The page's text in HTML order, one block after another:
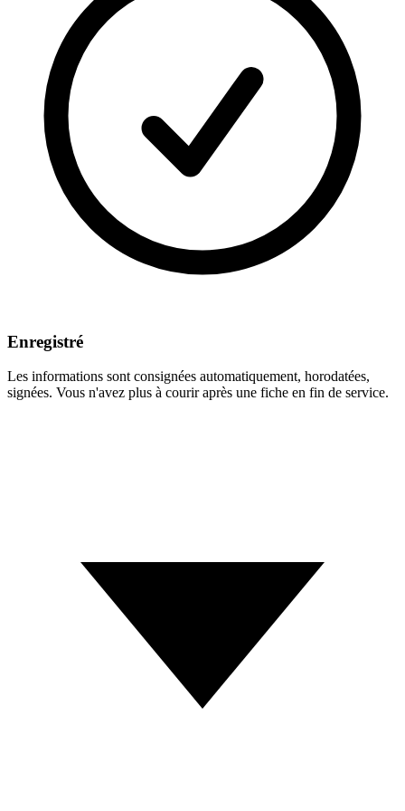
Enregistré
Les informations sont consignées automatiquement, horodatées,
signées. Vous n'avez plus à courir après une fiche en fin de service.